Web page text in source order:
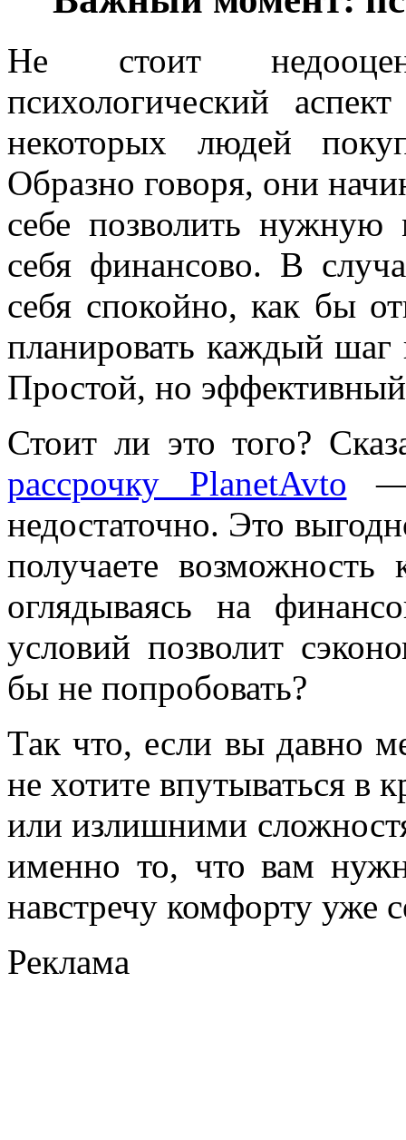
Не стоит
психологический
некоторых людей
Образно говоря, они
себе позволить нужную
себя финансово. В
себя спокойно, как бы
планировать каждый шаг
Простой, но эффективный
Стоит ли это того?
рассрочку PlanetAvto —
недостаточно. Это
получаете
оглядываясь на
условий позволит
бы не попробовать?
Так что, если вы давно
не хотите впутываться в
или излишними
именно то, что вам
навстречу комфорту уже
Реклама